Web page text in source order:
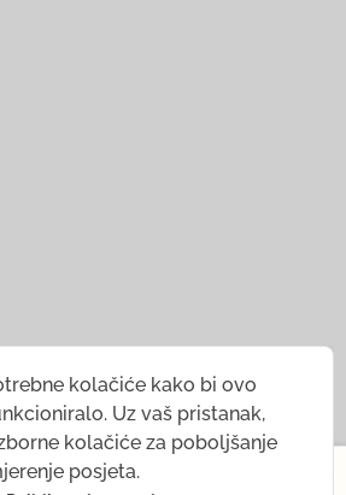
— 2026Tena Rebernjak.
N | 16.0893° E
kolačiće kako bi ovo
Uz vaš pristanak,
kolačiće za poboljšanje
posjeta.